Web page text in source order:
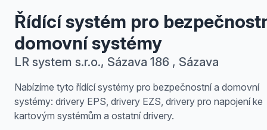
Řídící systém pro
domovní systémy
LR system s.r.o., Sázava 186 , Sázava
Nabízíme tyto řídící systémy pro bezpečnostní a domovní
systémy: drivery EPS, drivery EZS, drivery pro napojení ke
kartovým systémům a ostatní drivery.